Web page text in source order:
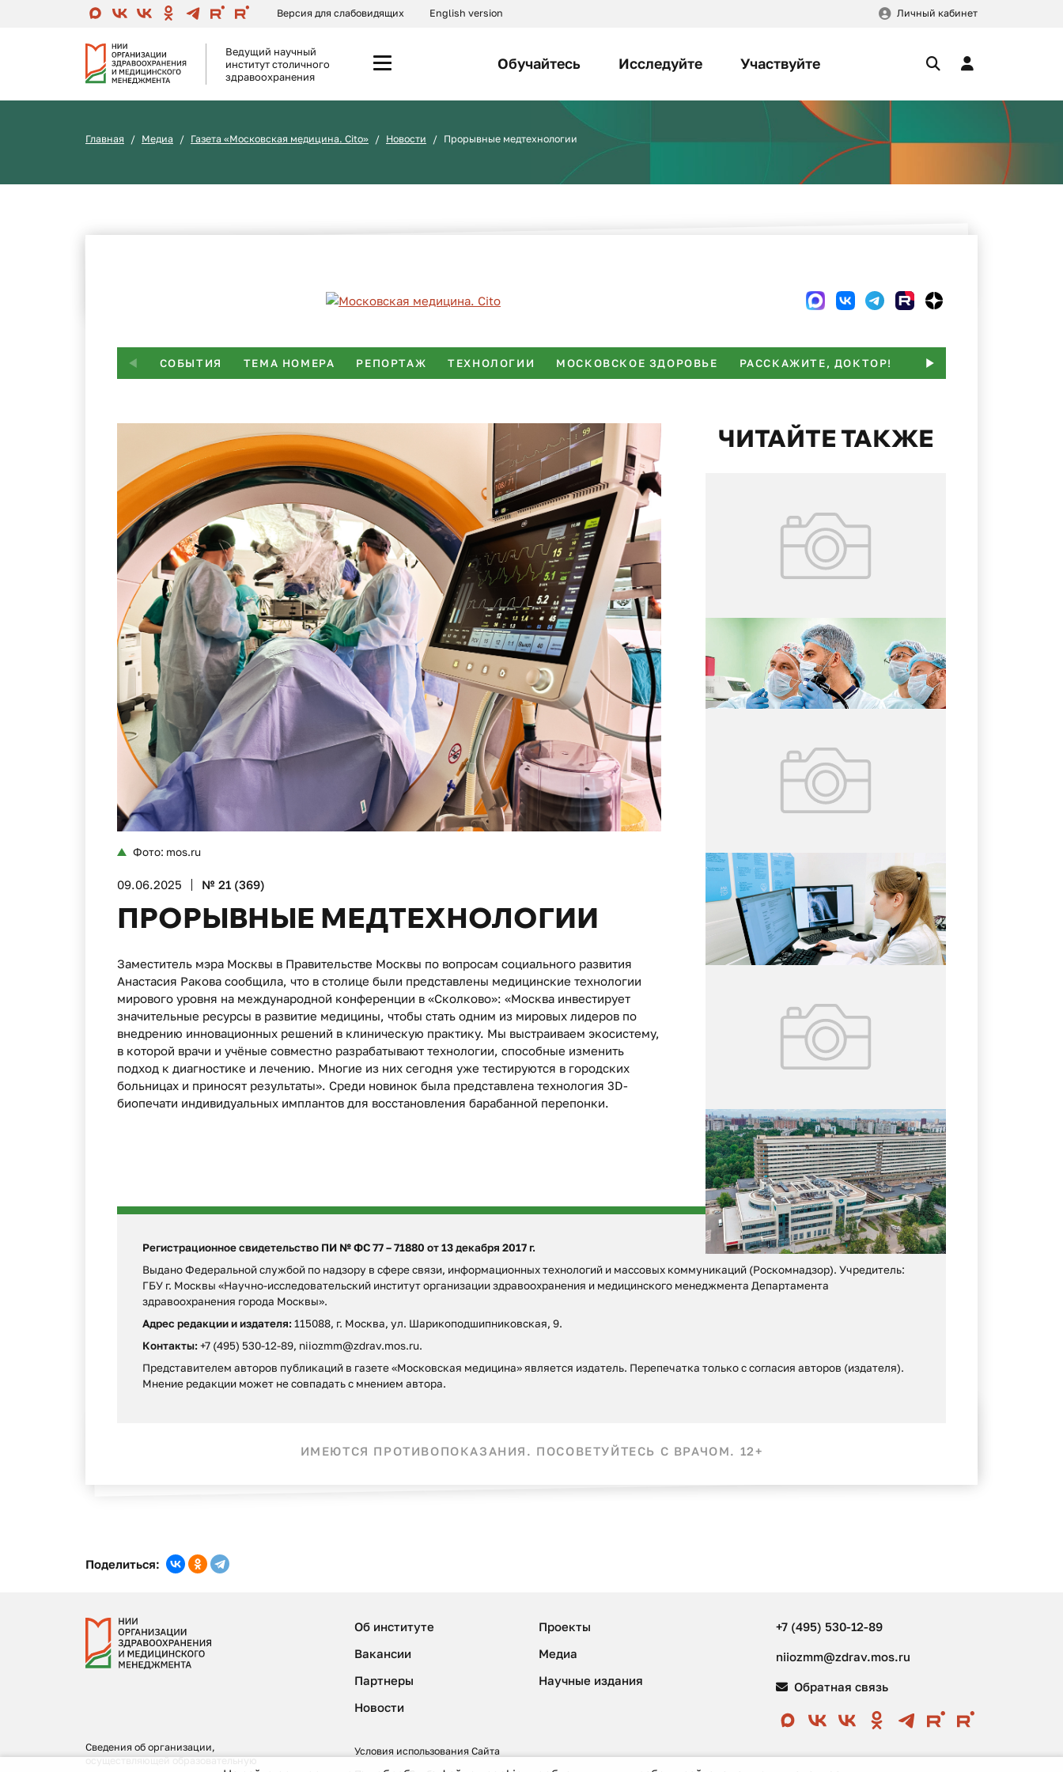
Версия для слабовидящих English version Личный кабинет
Ведущий научный
институт столичного
здравоохранения
Обучайтесь Исследуйте Участвуйте
Главная Медиа Газета «Московская медицина. Cito» Новости Прорывные медтехнологии
СОБЫТИЯ ТЕМА НОМЕРА РЕПОРТАЖ ТЕХНОЛОГИИ МОСКОВСКОЕ ЗДОРОВЬЕ РАССКАЖИТЕ, ДОКТОР! ПАМЯТКА
Фото: mos.ru
09.06.2025 № 21 (369)
ПРОРЫВНЫЕ МЕДТЕХНОЛОГИИ
Заместитель мэра Москвы в Правительстве Москвы по вопросам социального развития
Анастасия Ракова сообщила, что в столице были представлены медицинские технологии
мирового уровня на международной конференции в «Сколково»: «Москва инвестирует
значительные ресурсы в развитие медицины, чтобы стать одним из мировых лидеров по
внедрению инновационных решений в клиническую практику. Мы выстраиваем экосистему,
в которой врачи и учёные совместно разрабатывают технологии, способные изменить
подход к диагностике и лечению. Многие из них сегодня уже тестируются в городских
больницах и приносят результаты». Среди новинок была представлена технология 3D-
биопечати индивидуальных имплантов для восстановления барабанной перепонки.
ЧИТАЙТЕ ТАКЖЕ
№ 29 (427)
Уникальная операция
25.07.2026 № 28 (426)
ИИ-СЕРВИС ДЛЯ
ЗДОРОВЬЯ СУСТАВОВ
19.07.2026 № 27 (425)
Реконструкция больницы
Регистрационное свидетельство ПИ № ФС 77 – 71880 от 13 декабря 2017 г.
Выдано Федеральной службой по надзору в сфере связи, информационных технологий и массовых коммуникаций (Роскомнадзор). Учредитель:
ГБУ г. Москвы «Научно-исследовательский институт организации здравоохранения и медицинского менеджмента Департамента
здравоохранения города Москвы».
Адрес редакции и издателя: 115088, г. Москва, ул. Шарикоподшипниковская, 9.
Контакты: +7 (495) 530-12-89, niiozmm@zdrav.mos.ru.
Представителем авторов публикаций в газете «Московская медицина» является издатель. Перепечатка только с согласия авторов (издателя).
Мнение редакции может не совпадать c мнением автора.
ИМЕЮТСЯ ПРОТИВОПОКАЗАНИЯ. ПОСОВЕТУЙТЕСЬ С ВРАЧОМ. 12+
Поделиться:
Сведения об организации,
осуществляющей образовательную
+7 (495) 530-12-89
niiozmm@zdrav.mos.ru
Обратная связь
Об институте
Вакансии
Партнеры
Новости
Проекты
Медиа
Научные издания
Условия использования Сайта